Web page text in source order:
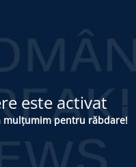
este activat
mulțumim pentru răbdare!